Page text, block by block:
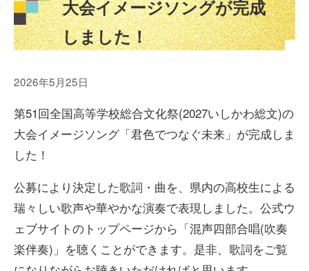
大会イメージソングが完成
しました！
2026年5月25日
第51回全国高等学校総合文化祭(2027いしかわ総文)の
大会イメージソング「君色でつなぐ未来」が完成しま
した！
公募により決定した歌詞・曲を、県内の高校生による
瑞々しい歌声や華やかな演奏で表現しました。公式ウ
ェブサイトのトップページから「混声四部合唱(吹奏
楽伴奏)」を聴くことができます。是非、歌詞をご覧